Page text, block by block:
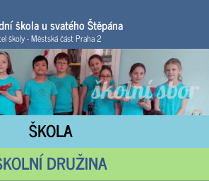
škola u svatého Štěpána
školy - Městská část Praha 2
ŠKOLA
DRUŽINA